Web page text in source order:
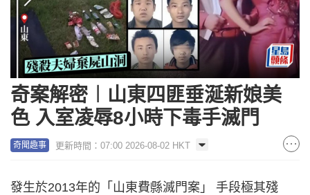
奇案解密︱山東四匪垂涎新娘美
色 入室凌辱8小時下毒手滅門
奇聞趣事 更新時間：07:00 2026-08-02 HKT
發生於2013年的「山東費縣滅門案」 手段極其殘